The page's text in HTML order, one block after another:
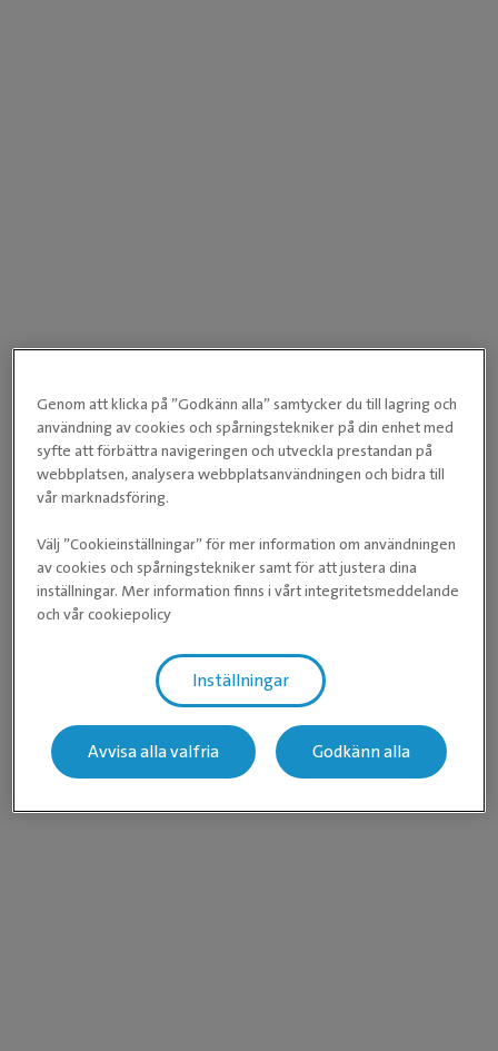
Genom att klicka på ”Godkänn alla” samtycker du till lagring och
användning av cookies och spårningstekniker på din enhet med
syfte att förbättra navigeringen och utveckla prestandan på
webbplatsen, analysera webbplatsanvändningen och bidra till
vår marknadsföring.
Välj ”Cookieinställningar” för mer information om användningen
av cookies och spårningstekniker samt för att justera dina
inställningar. Mer information finns i vårt integritetsmeddelande
och vår cookiepolicy
Inställningar
Avvisa alla valfria Godkänn alla